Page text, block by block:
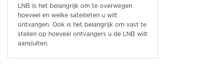
LNB is het belangrijk om te overwegen
hoeveel en welke satellieten u wilt
ontvangen. Ook is het belangrijk om vast te
stellen op hoeveel ontvangers u de LNB wilt
aansluiten.